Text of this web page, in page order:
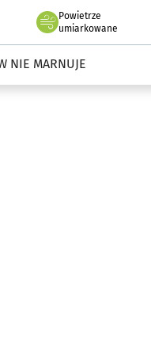
Powietrze
we Wrocławiu
umiarkowane
NIE MARNUJE